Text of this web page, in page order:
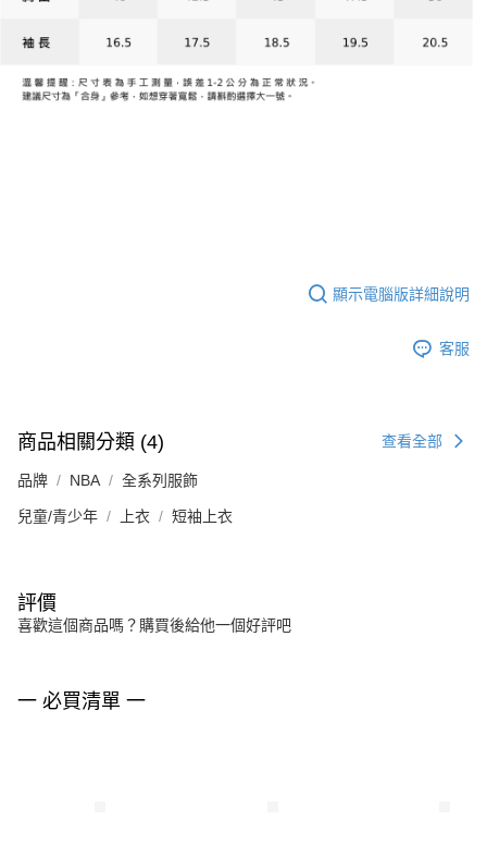
顯示電腦版詳細說明
客服
商品相關分類 (4) 查看全部
品牌 NBA 全系列服飾
兒童/青少年 上衣 短袖上衣
評價
喜歡這個商品嗎？購買後給他一個好評吧
一 必買清單 一